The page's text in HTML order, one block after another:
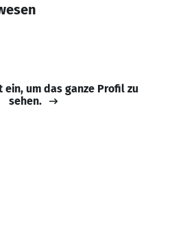
ein, um das ganze Profil zu
sehen.